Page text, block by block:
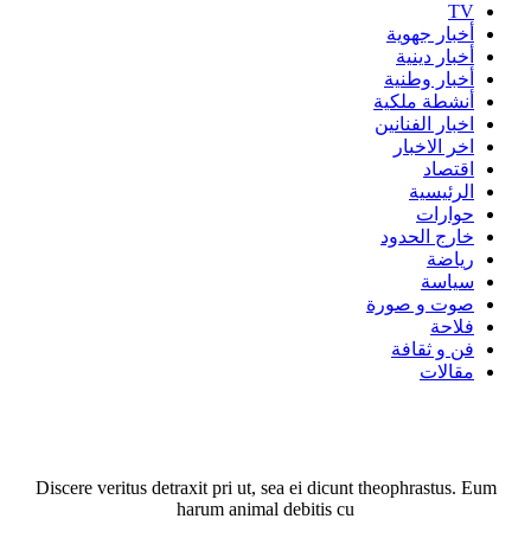
TV
أخبار جهوية
أخبار دينية
أخبار وطنية
أنشطة ملكية
اخبار الفنانين
اخر الاخبار
اقتصاد
الرئيسية
حوارات
خارج الحدود
رياضة
سياسة
صوت و صورة
فلاحة
فن و ثقافة
مقالات
Discere veritus detraxit pri ut, sea ei dicunt theophrastus. Eum
harum animal debitis cu